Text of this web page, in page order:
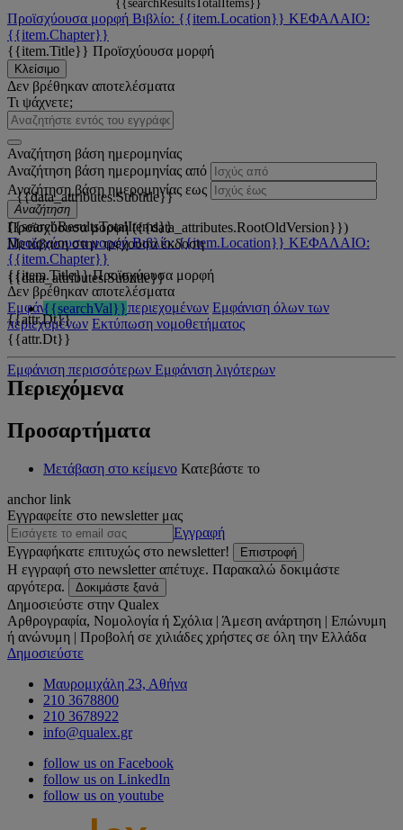
{{searchResultsTotalItems}}
Προϊσχύουσα μορφή Βιβλίο: {{item.Location}} ΚΕΦΑΛΑΙΟ:
{{item.Chapter}}
{{item.Title}} Προϊσχύουσα μορφή
Κλείσιμο
Δεν βρέθηκαν αποτελέσματα
Τι ψάχνετε;
Αναζήτηση βάση ημερομηνίας
Αναζήτηση βάση ημερομηνίας από
Αναζήτηση βάση ημερομηνίας εως
Αναζήτηση
{{searchResultsTotalItems}}
Προϊσχύουσα μορφή Βιβλίο: {{item.Location}} ΚΕΦΑΛΑΙΟ:
{{item.Chapter}}
{{item.Title}} Προϊσχύουσα μορφή
Δεν βρέθηκαν αποτελέσματα
Εμφάνιση όλων των περιεχομένων Εμφάνιση όλων των
περιεχομένων Εκτύπωση νομοθετήματος
{{data_attributes.Subtitle}}
Προϊσχύουσα μορφή ({{data_attributes.RootOldVersion}})
Μετάβαση στην τρέχουσα έκδοση
{{data_attributes.Subtitle}}
{{searchVal}}
{{attr.Dt}}
Εμφάνιση περισσότερων Εμφάνιση λιγότερων
{{attr.Dt}}
Περιεχόμενα
Προσαρτήματα
Μετάβαση στο κείμενο Κατεβάστε το
anchor link
Εγγραφείτε στο newsletter μας
Εγγραφή
Εγγραφήκατε επιτυχώς στο newsletter!
Επιστροφή
Η εγγραφή στο newsletter απέτυχε. Παρακαλώ δοκιμάστε
αργότερα.
Δοκιμάστε ξανά
Δημοσιεύστε στην Qualex
Αρθρογραφία, Νομολογία ή Σχόλια | Άμεση ανάρτηση | Επώνυμη
ή ανώνυμη | Προβολή σε χιλιάδες χρήστες σε όλη την Ελλάδα
Δημοσιεύστε
Μαυρομιχάλη 23, Αθήνα
210 3678800
210 3678922
info@qualex.gr
follow us on Facebook
follow us on LinkedIn
follow us on youtube